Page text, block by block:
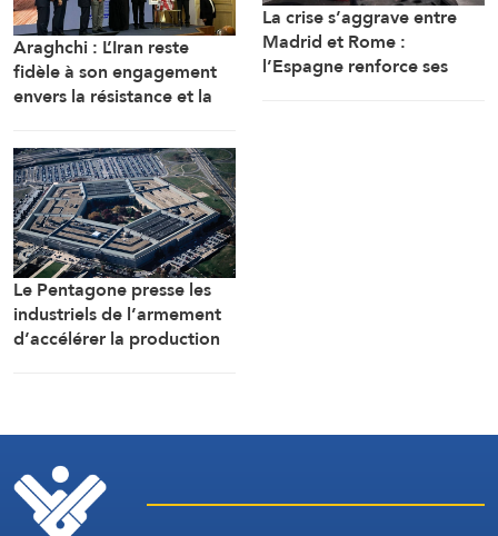
Araghchi : L’Iran reste
fidèle à son engagement
envers la résistance et la
malgré toutes les pressions
La crise s’aggrave entre
Madrid et Rome :
l’Espagne renforce ses
Le Pentagone presse les
industriels de l’armement
d’accélérer la production